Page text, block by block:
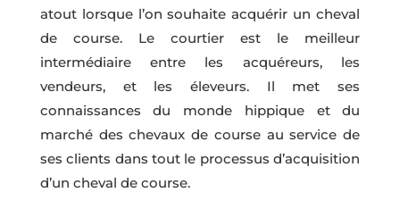
atout lorsque l’on souhaite acquérir un cheval
de course. Le courtier est le meilleur
intermédiaire entre les acquéreurs, les
vendeurs, et les éleveurs. Il met ses
connaissances du monde hippique et du
marché des chevaux de course au service de
ses clients dans tout le processus d’acquisition
d’un cheval de course.